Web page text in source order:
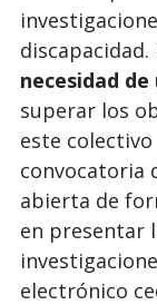
discapacidad.
necesidad
superar los
este colectivo
convocatoria
abierta de
en presentar
electrónico